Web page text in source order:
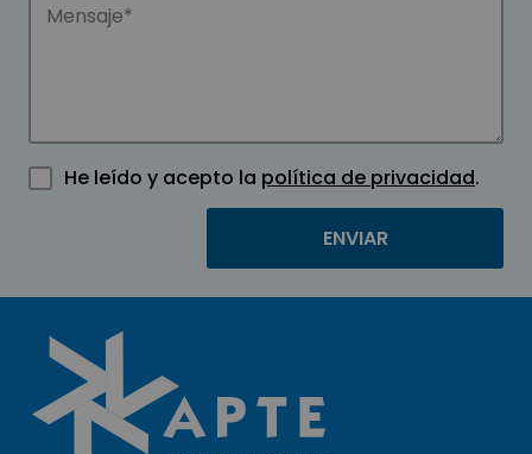
He leído y acepto la política de privacidad.